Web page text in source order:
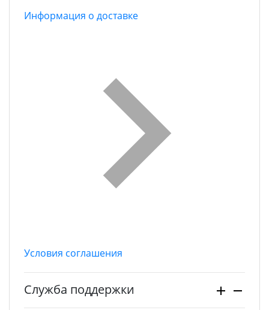
Информация о доставке
Условия соглашения
Служба поддержки